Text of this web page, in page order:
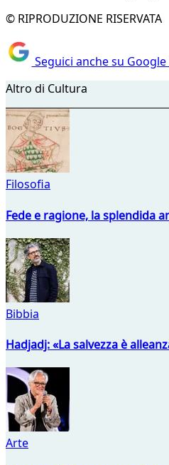
© RIPRODUZIONE RISERVATA
Seguici anche su
Altro di Cultura
Filosofia
Fede e ragione, la splendida
Bibbia
Hadjadj: «La salvezza è
Arte